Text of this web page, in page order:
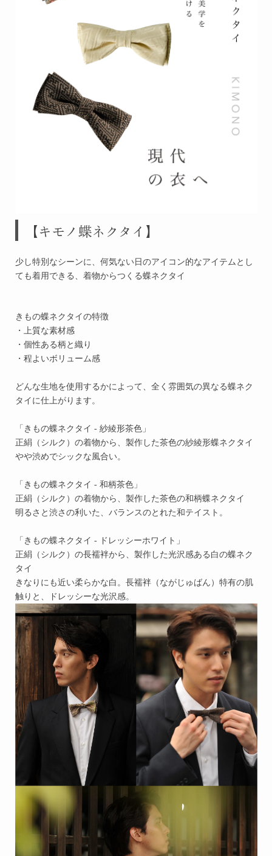
【キモノ蝶ネクタイ】
少し特別なシーンに、何気ない日のアイコン的なアイテムとし
ても着用できる、着物からつくる蝶ネクタイ
きもの蝶ネクタイの特徴
・上質な素材感
・個性ある柄と織り
・程よいボリューム感
どんな生地を使用するかによって、全く雰囲気の異なる蝶ネク
タイに仕上がります。
「きもの蝶ネクタイ - 紗綾形茶色」
正絹（シルク）の着物から、製作した茶色の紗綾形蝶ネクタイ
やや渋めでシックな風合い。
「きもの蝶ネクタイ - 和柄茶色」
正絹（シルク）の着物から、製作した茶色の和柄蝶ネクタイ
明るさと渋さの利いた、バランスのとれた和テイスト。
「きもの蝶ネクタイ - ドレッシーホワイト」
正絹（シルク）の長襦袢から、製作した光沢感ある白の蝶ネク
タイ
きなりにも近い柔らかな白。長襦袢（ながじゅばん）特有の肌
触りと、ドレッシーな光沢感。